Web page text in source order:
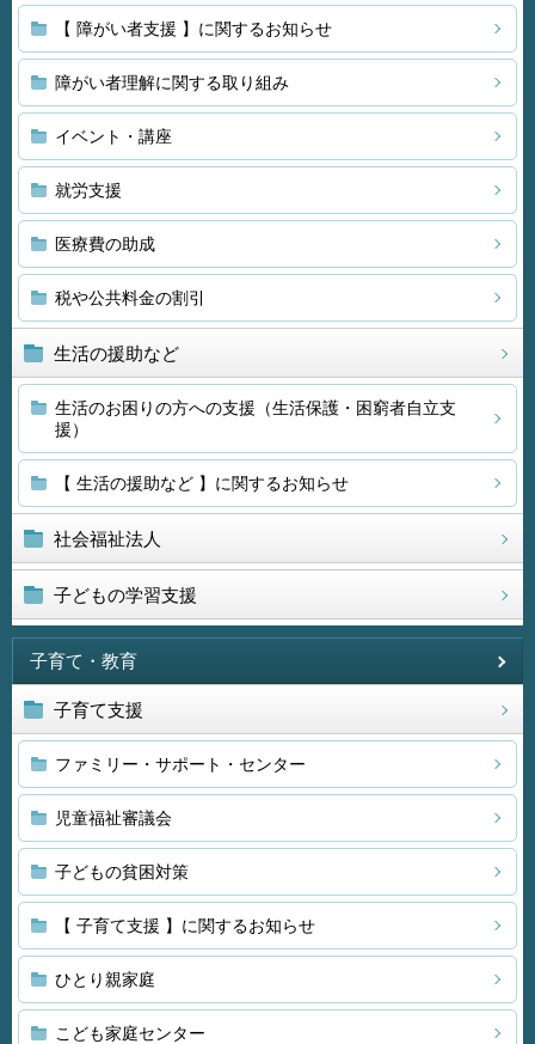
【 障がい者支援 】に関するお知らせ
障がい者理解に関する取り組み
イベント・講座
就労支援
医療費の助成
税や公共料金の割引
生活の援助など
生活のお困りの方への支援（生活保護・困窮者自立支
援）
【 生活の援助など 】に関するお知らせ
社会福祉法人
子どもの学習支援
子育て・教育
子育て支援
ファミリー・サポート・センター
児童福祉審議会
子どもの貧困対策
【 子育て支援 】に関するお知らせ
ひとり親家庭
こども家庭センター